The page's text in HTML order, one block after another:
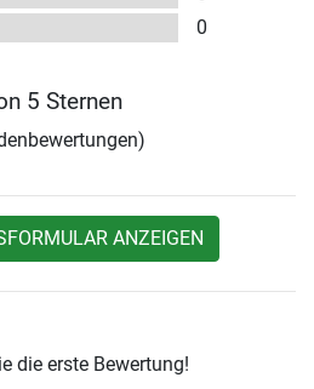
0
5 Sternen
ANZEIGEN
die erste Bewertung!